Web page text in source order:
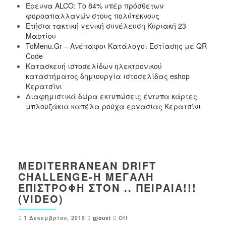
Έρευνα ALCO: Το 84% υπέρ πρόσθετων
φοροαπαλλαγών στους πολύτεκνους
Ετήσια τακτική γενική συνέλευση Κυριακή 23
Μαρτίου
ToMenu.Gr – Ανέπαφοι Κατάλογοι Εστίασης με QR
Code
Κατασκευή ιστοσελίδων ηλεκτρονικού
καταστήματος δημιουργία ιστοσελίδας eshop
Κερατσίνι
Διαφημιστικά δώρα εκτυπώσεις έντυπα κάρτες
μπλουζάκια καπέλα ρούχα εργασίας Κερατσίνι
MEDITERRANEAN DRIFT
CHALLENGE-Η ΜΕΓΆΛΗ
ΕΠΙΣΤΡΟΦΉ ΣΤΟΝ .. ΠΕΙΡΑΙΆ!!!
(VIDEO)
1 Δεκεμβρίου, 2019 gjouvi Off